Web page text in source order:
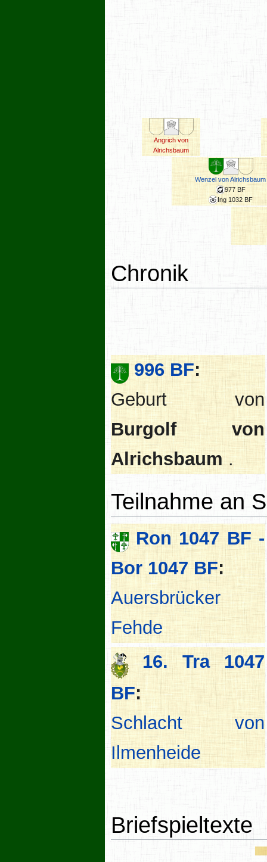
Angrich von
Alrichsbaum
Wenzel von Alrichsbaum
977 BF
Ing 1032 BF
Chronik
996 BF:
Geburt von
Burgolf von
Alrichsbaum.
Teilnahme an
Ron 1047 BF -
Bor 1047 BF:
Auersbrücker
Fehde
16. Tra 1047
BF:
Schlacht von
Ilmenheide
Briefspieltexte